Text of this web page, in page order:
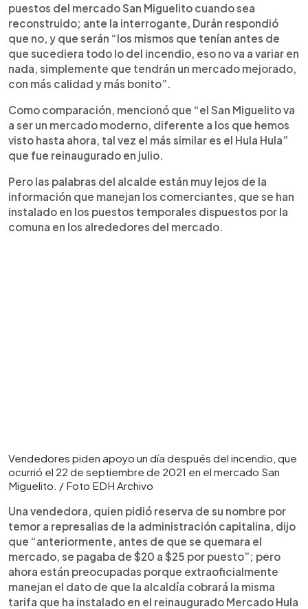
puestos del mercado San Miguelito cuando sea
reconstruido; ante la interrogante, Durán respondió
que no, y que serán “los mismos que tenían antes de
que sucediera todo lo del incendio, eso no va a variar en
nada, simplemente que tendrán un mercado mejorado,
con más calidad y más bonito”.
Como comparación, mencionó que “el San Miguelito va
a ser un mercado moderno, diferente a los que hemos
visto hasta ahora, tal vez el más similar es el Hula Hula”
que fue reinaugurado en julio.
Pero las palabras del alcalde están muy lejos de la
información que manejan los comerciantes, que se han
instalado en los puestos temporales dispuestos por la
comuna en los alrededores del mercado.
Vendedores piden apoyo un día después del incendio, que
ocurrió el 22 de septiembre de 2021 en el mercado San
Miguelito. / Foto EDH Archivo
Una vendedora, quien pidió reserva de su nombre por
temor a represalias de la administración capitalina, dijo
que “anteriormente, antes de que se quemara el
mercado, se pagaba de $20 a $25 por puesto”; pero
ahora están preocupadas porque extraoficialmente
manejan el dato de que la alcaldía cobrará la misma
tarifa que ha instalado en el reinaugurado Mercado Hula